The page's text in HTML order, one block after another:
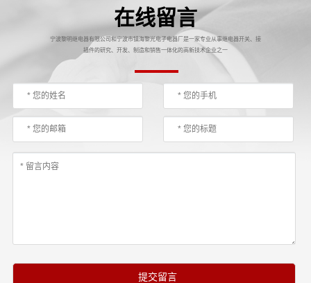
在线留言
宁波黎明继电器有限公司和宁波市镇海黎光电子电器厂是一家专业从事继电器开关、接
插件的研究、开发、制造和销售一体化的高新技术企业之一